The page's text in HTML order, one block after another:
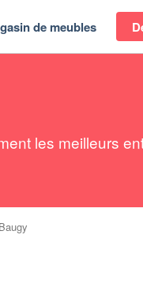
de meubles
les meilleurs
Baugy